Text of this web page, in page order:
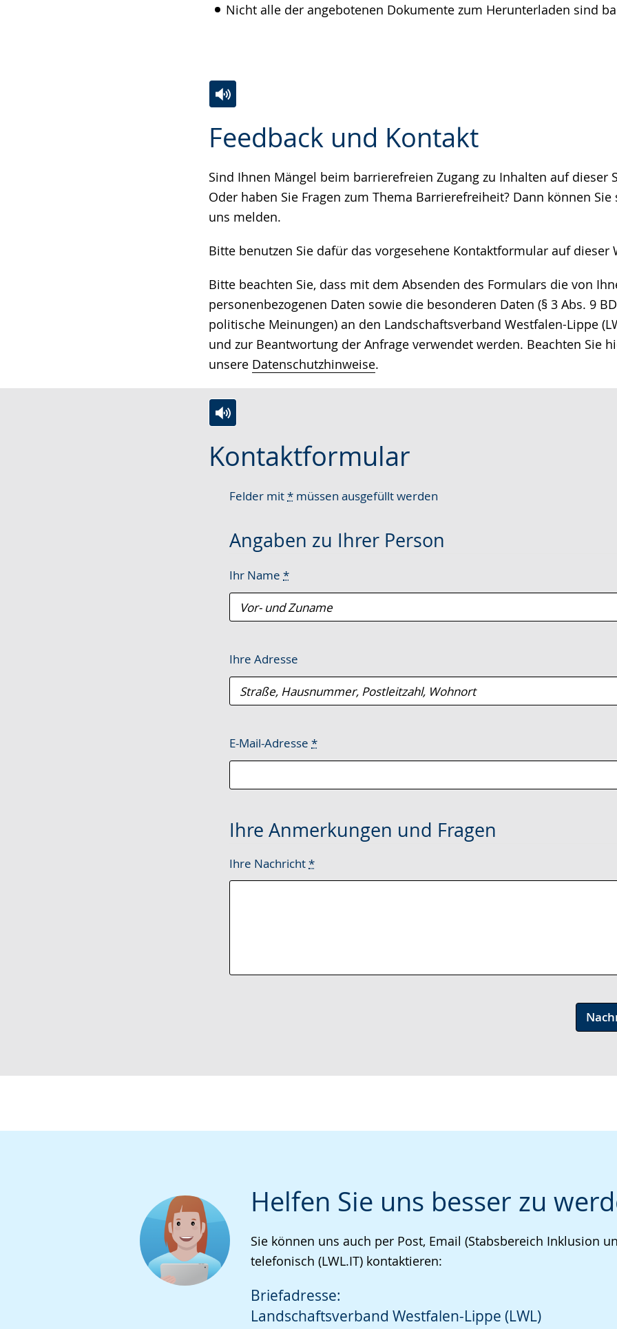
Nicht alle der angebotenen Dokumente zum Herunterladen sind
Feedback und Kontakt
Sind Ihnen Mängel beim barrierefreien Zugang zu Inhalten auf dieser
Oder haben Sie Fragen zum Thema Barrierefreiheit? Dann können Sie
uns melden.
Bitte benutzen Sie dafür das vorgesehene Kontaktformular auf dieser
Bitte beachten Sie, dass mit dem Absenden des Formulars die von
personenbezogenen Daten sowie die besonderen Daten (§ 3 Abs. 9
politische Meinungen) an den Landschaftsverband Westfalen-Lippe
und zur Beantwortung der Anfrage verwendet werden. Beachten Sie
unsere Datenschutzhinweise.
Leichten
wechseln.
Audio-
Video
Deutscher
Gebärdensprache
wird
Kontaktformular
Felder mit* müssen ausgefüllt werden
Angaben zu Ihrer Person
Ihr Name *
Ihre Adresse
E-Mail-Adresse *
Ihre Anmerkungen und Fragen
Ihre Nachricht*
Leichten
wechseln.
Audio-
Video
Deutscher
wird
angezeigt.
Helfen Sie uns besser zu
Sie können uns auch per Post, Email (Stabsbereich Inklusion
telefonisch (LWL.IT) kontaktieren:
Briefadresse:
Landschaftsverband Westfalen-Lippe (LWL)